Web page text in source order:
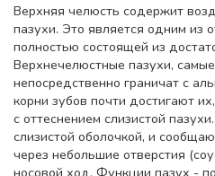
Верхняя челюсть содержит
пазухи. Это является одним из
полностью состоящей из
Верхнечелюстные пазухи,
непосредственно граничат с
корни зубов почти достигают
с оттеснением слизистой
слизистой оболочкой, и
через небольшие отверстия
носовой ход. Функции пазух -